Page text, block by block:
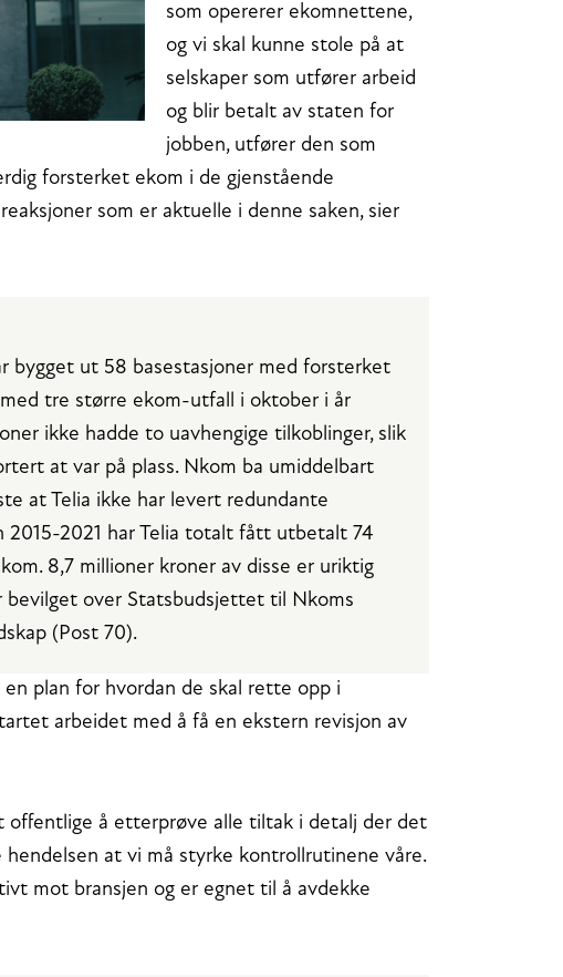
som opererer ekomnettene,
og vi skal kunne stole på at
selskaper som utfører arbeid
og blir betalt av staten for
jobben, utfører den som
forsterket ekom i de gjenstående
som er aktuelle i denne saken, sier
bygget ut 58 basestasjoner med forsterket
tre større ekom-utfall i oktober i år
ikke hadde to uavhengige tilkoblinger, slik
at var på plass. Nkom ba umiddelbart
at Telia ikke har levert redundante
2015-2021 har Telia totalt fått utbetalt 74
8,7 millioner kroner av disse er uriktig
bevilget over Statsbudsjettet til Nkoms
(Post 70).
plan for hvordan de skal rette opp i
arbeidet med å få en ekstern revisjon av
å etterprøve alle tiltak i detalj der det
at vi må styrke kontrollrutinene våre.
mot bransjen og er egnet til å avdekke